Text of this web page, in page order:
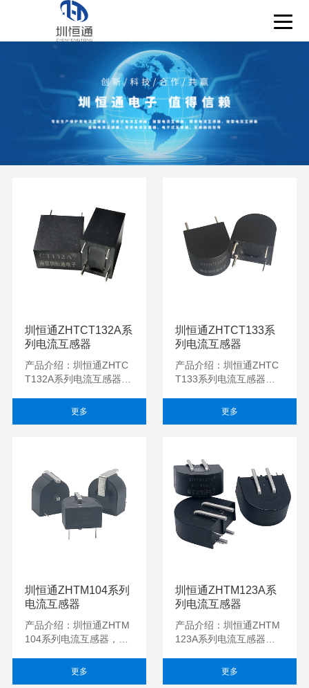
更多
圳恒通ZHTCT132A系
列电流互感器
产品介绍：圳恒通ZHTC
T132A系列电流互感器，
好，适用于电力网络仪
更多
圳恒通ZHTCT133系
列电流互感器
产品介绍：圳恒通ZHTC
T133系列电流互感器，
好，适用于电力网络仪
更多
圳恒通ZHTM104系列
电流互感器
产品介绍：圳恒通ZHTM
104系列电流互感器，体
好，适用于电力网络仪
更多
圳恒通ZHTM123A系
列电流互感器
产品介绍：圳恒通ZHTM
123A系列电流互感器，
好，适用于电力网络仪